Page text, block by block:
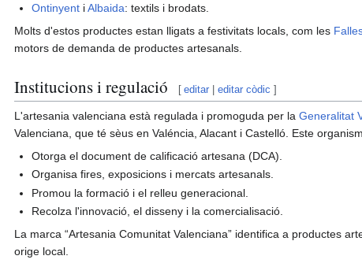
Ontinyent iAlbaida: textils i brodats.
Molts d'estos productes estan lligats a festivitats locals, com les
motors de demanda de productes artesanals.
Institucions i regulació [ editar |editar còdic ]
L'artesania valenciana està regulada i promoguda per la Generalitat
Valenciana, que té sèus en Valéncia, Alacant i Castelló. Este
Otorga el document de calificació artesana (DCA).
Organisa fires, exposicions i mercats artesanals.
Promou la formació i el relleu generacional.
Recolza l'innovació, el disseny i la comercialisació.
La marca “Artesania Comunitat Valenciana” identifica a productes
orige local.